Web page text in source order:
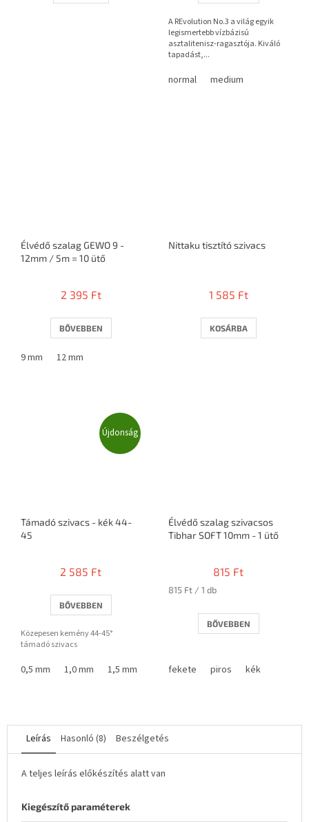
A REvolution No.3 a világ egyik
legismertebb vízbázisú
asztalitenisz-ragasztója. Kiváló
tapadást,...
normal medium
Élvédő szalag GEWO 9 -
12mm / 5m = 10 ütő
2 395 Ft
BŐVEBBEN
9 mm 12 mm
Nittaku tisztító szivacs
1 585 Ft
KOSÁRBA
Újdonság
Támadó szivacs - kék 44-
45
2 585 Ft
BŐVEBBEN
Közepesen kemény 44-45°
támadó szivacs
0,5 mm 1,0 mm 1,5 mm 1,8 mm
Élvédő szalag szivacsos
Tibhar SOFT 10mm - 1 ütő
815 Ft
Egységár:
815 Ft / 1 db
BŐVEBBEN
fekete piros kék
Leírás Hasonló (8) Beszélgetés
A teljes leírás előkészítés alatt van
Kiegészítő paraméterek